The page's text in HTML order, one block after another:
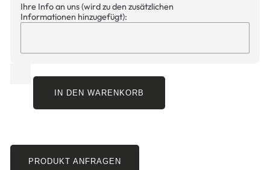
Ihre Info an uns (wird zu den zusätzlichen
Informationen hinzugefügt):
IN DEN WARENKORB
PRODUKT ANFRAGEN